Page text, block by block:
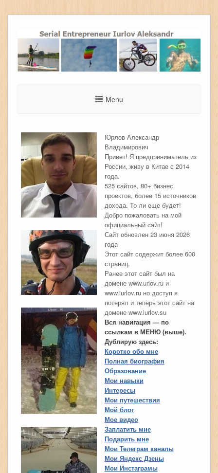
Menu
Юрлов Александр
Владимирович
Привет! Я предприниматель из
России, живу в Китае с 2014
года.
525 сайтов, 80+ бизнес
проектов, более 15 источников
дохода. То ли еще будет!
Добро пожаловать на мой
официальный сайт!
Сайт обновлен 23 июня 2026
года
Этот сайт содержит более 600
страниц.
Ранее этот сайт был на
домене www.urlov.ru и
www.iurlov.ru но доступ я
потерял и теперь этот сайт на
домене www.iurlov.su
Вся навигация — по
ссылкам в МЕНЮ (выше).
Дублирую здесь:
Коротко обо мне
Полная биография
Образование
Мои навыки
Интересы
Мои путешествия
Мой блог
Мое видео
Заплатить мне
Подарить мне
Мои Телеграм каналы
Мои Яндекс Дзены
Мои Инстаграмы